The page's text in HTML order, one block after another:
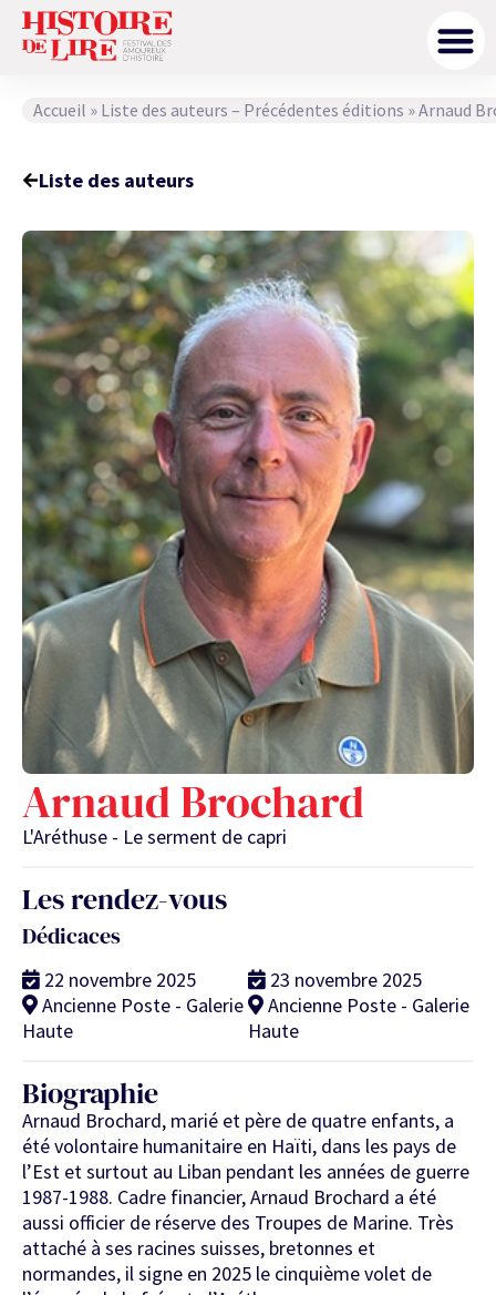
Accueil » Liste des auteurs – Précédentes éditions »Arnaud
Liste des auteurs
Arnaud Brochard
L'Aréthuse - Le serment de capri
Les rendez-vous
Dédicaces
22 novembre 2025
Ancienne Poste - Galerie
Haute
23 novembre 2025
Ancienne Poste - Galerie
Haute
Biographie
Arnaud Brochard, marié et père de quatre enfants, a
été volontaire humanitaire en Haïti, dans les pays de
l’Est et surtout au Liban pendant les années de guerre
1987-1988. Cadre financier, Arnaud Brochard a été
aussi officier de réserve des Troupes de Marine. Très
attaché à ses racines suisses, bretonnes et
normandes, il signe en 2025 le cinquième volet de